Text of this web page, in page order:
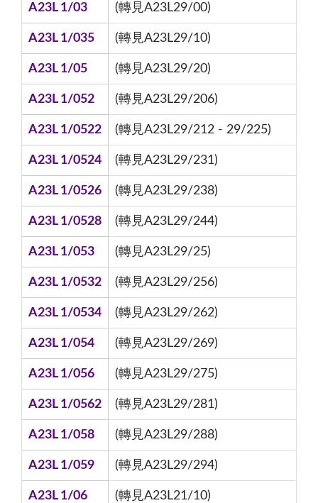
A23L 1/03 (轉見A23L29/00)
A23L 1/035 (轉見A23L29/10)
A23L 1/05 (轉見A23L29/20)
A23L 1/052 (轉見A23L29/206)
A23L 1/0522 (轉見A23L29/212 - 29/225)
A23L 1/0524 (轉見A23L29/231)
A23L 1/0526 (轉見A23L29/238)
A23L 1/0528 (轉見A23L29/244)
A23L 1/053 (轉見A23L29/25)
A23L 1/0532 (轉見A23L29/256)
A23L 1/0534 (轉見A23L29/262)
A23L 1/054 (轉見A23L29/269)
A23L 1/056 (轉見A23L29/275)
A23L 1/0562 (轉見A23L29/281)
A23L 1/058 (轉見A23L29/288)
A23L 1/059 (轉見A23L29/294)
A23L 1/06 (轉見A23L21/10)